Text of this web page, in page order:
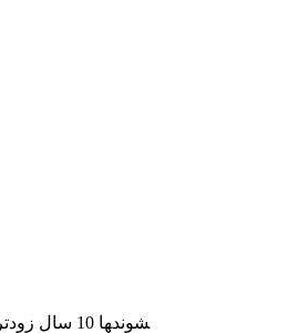
ايراني‎ها 10 سال زودتر دچار سکته مغزي مي‎شوند